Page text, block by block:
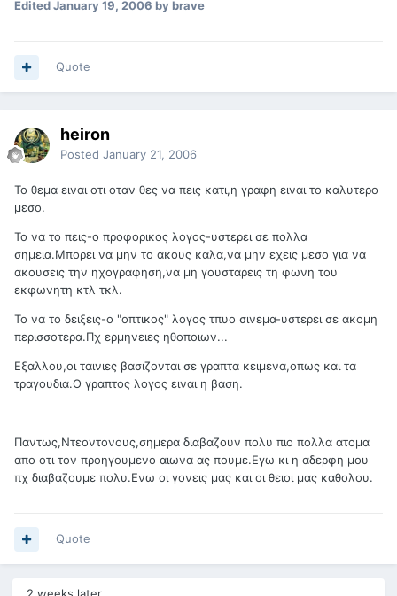
EditedJanuary 19, 2006 by brave
Quote
heiron
Posted January 21, 2006
Το θεμα ειναι οτι οταν θες να πεις κατι,η γραφη ειναι το καλυτερο
μεσο.
Το να το πεις-ο προφορικος λογος-υστερει σε πολλα
σημεια.Μπορει να μην το ακους καλα,να μην εχεις μεσο για να
ακουσεις την ηχογραφηση,να μη γουσταρεις τη φωνη του
εκφωνητη κτλ τκλ.
Το να το δειξεις-ο "οπτικος" λογος τπυο σινεμα-υστερει σε ακομη
περισσοτερα.Πχ ερμηνειες ηθοποιων...
Εξαλλου,οι ταινιες βασιζονται σε γραπτα κειμενα,οπως και τα
τραγουδια.Ο γραπτος λογος ειναι η βαση.
Παντως,Ντεοντονους,σημερα διαβαζουν πολυ πιο πολλα ατομα
απο οτι τον προηγουμενο αιωνα ας πουμε.Εγω κι η αδερφη μου
πχ διαβαζουμε πολυ.Ενω οι γονεις μας και οι θειοι μας καθολου.
Quote